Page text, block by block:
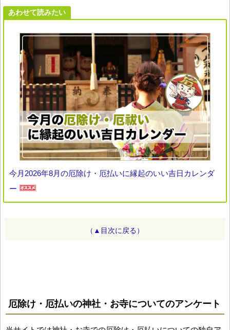
あわせて読みたい
今月2026年8月の厄除け・厄払いに縁起のいい吉日カレンダ
ー
（▲目次に戻る）
厄除け・厄払いの神社・お寺についてのアンケート